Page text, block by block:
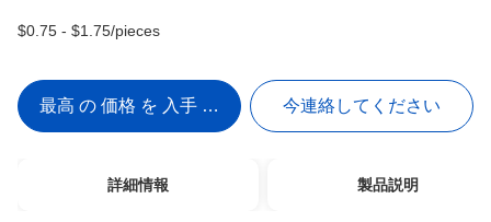
$0.75 - $1.75/pieces
最高 の 価格 を 入手 する 今連絡してください
詳細情報 製品説明